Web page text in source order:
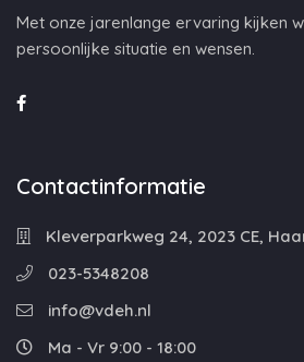
Met onze jarenlange ervaring kijken
persoonlijke situatie en wensen.
Contactinformatie
Kleverparkweg 24, 2023 CE,
023-5348208
info@vdeh.nl
Ma - Vr 9:00 - 18:00